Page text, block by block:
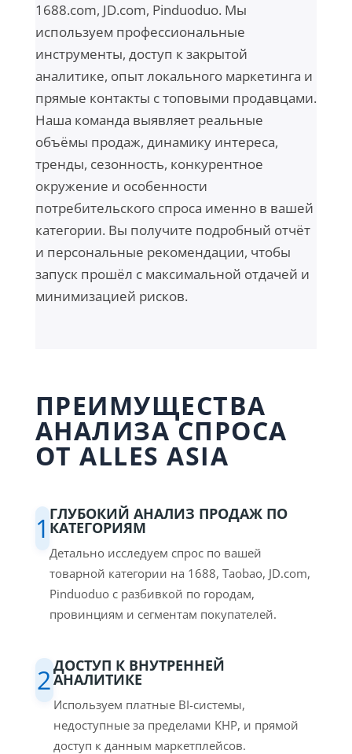
1688.com, JD.com, Pinduoduo. Мы
используем профессиональные
инструменты, доступ к закрытой
аналитике, опыт локального маркетинга и
прямые контакты с топовыми продавцами.
Наша команда выявляет реальные
объёмы продаж, динамику интереса,
тренды, сезонность, конкурентное
окружение и особенности
потребительского спроса именно в вашей
категории. Вы получите подробный отчёт
и персональные рекомендации, чтобы
запуск прошёл с максимальной отдачей и
минимизацией рисков.
ПРЕИМУЩЕСТВА
АНАЛИЗА СПРОСА
ОТ ALLES ASIA
1 ГЛУБОКИЙ АНАЛИЗ ПРОДАЖ ПО
КАТЕГОРИЯМ
Детально исследуем спрос по вашей
товарной категории на 1688, Taobao, JD.com,
Pinduoduo с разбивкой по городам,
провинциям и сегментам покупателей.
2ДОСТУП К ВНУТРЕННЕЙ
АНАЛИТИКЕ
Используем платные BI-системы,
недоступные за пределами КНР, и прямой
доступ к данным маркетплейсов.